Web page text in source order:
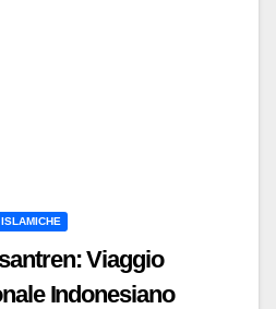
Viaggio
Indonesiano